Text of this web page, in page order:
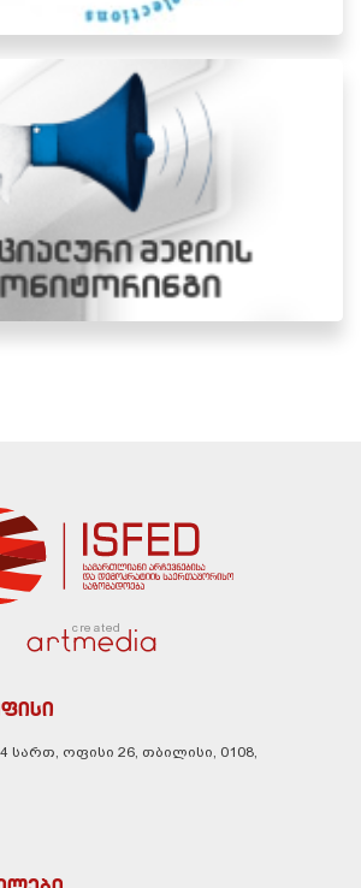
created
4 სართ, ოფისი 26, თბილისი, 0108,